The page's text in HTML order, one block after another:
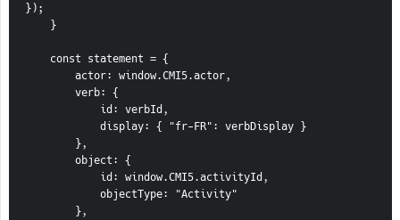
});
}
const statement = {
actor: window.CMI5.actor,
verb: {
id: verbId,
display: { "fr-FR": verbDisplay }
},
object: {
id: window.CMI5.activityId,
objectType: "Activity"
},